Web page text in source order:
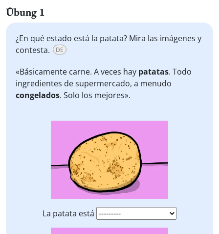
Übung 1
¿En qué estado está la patata? Mira las imágenes y
contesta.
DE
«Básicamente carne. A veces hay patatas. Todo
ingredientes de supermercado, a menudo
congelados. Solo los mejores».
La patata está